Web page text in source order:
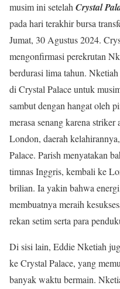
musim ini setelahCrystal
pada hari terakhir bursa
Jumat, 30 Agustus 2024.
mengonfirmasi perekrutan
berdurasi lima tahun.
di Crystal Palace untuk
sambut dengan hangat oleh
merasa senang karena
London, daerah
Palace. Parish menyatakan
timnas Inggris, kembali ke
brilian. Ia yakin bahwa
membuatnya meraih
rekan setim serta para
Di sisi lain, Eddie Nketiah
ke Crystal Palace, yang
banyak waktu bermain.